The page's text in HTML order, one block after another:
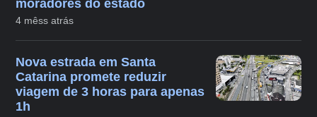
moradores do estado
4 mêss atrás
Nova estrada em Santa
Catarina promete reduzir
viagem de 3 horas para apenas
1h